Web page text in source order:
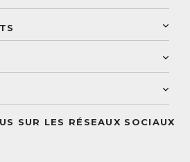
SUR LES RÉSEAUX SOCIAUX